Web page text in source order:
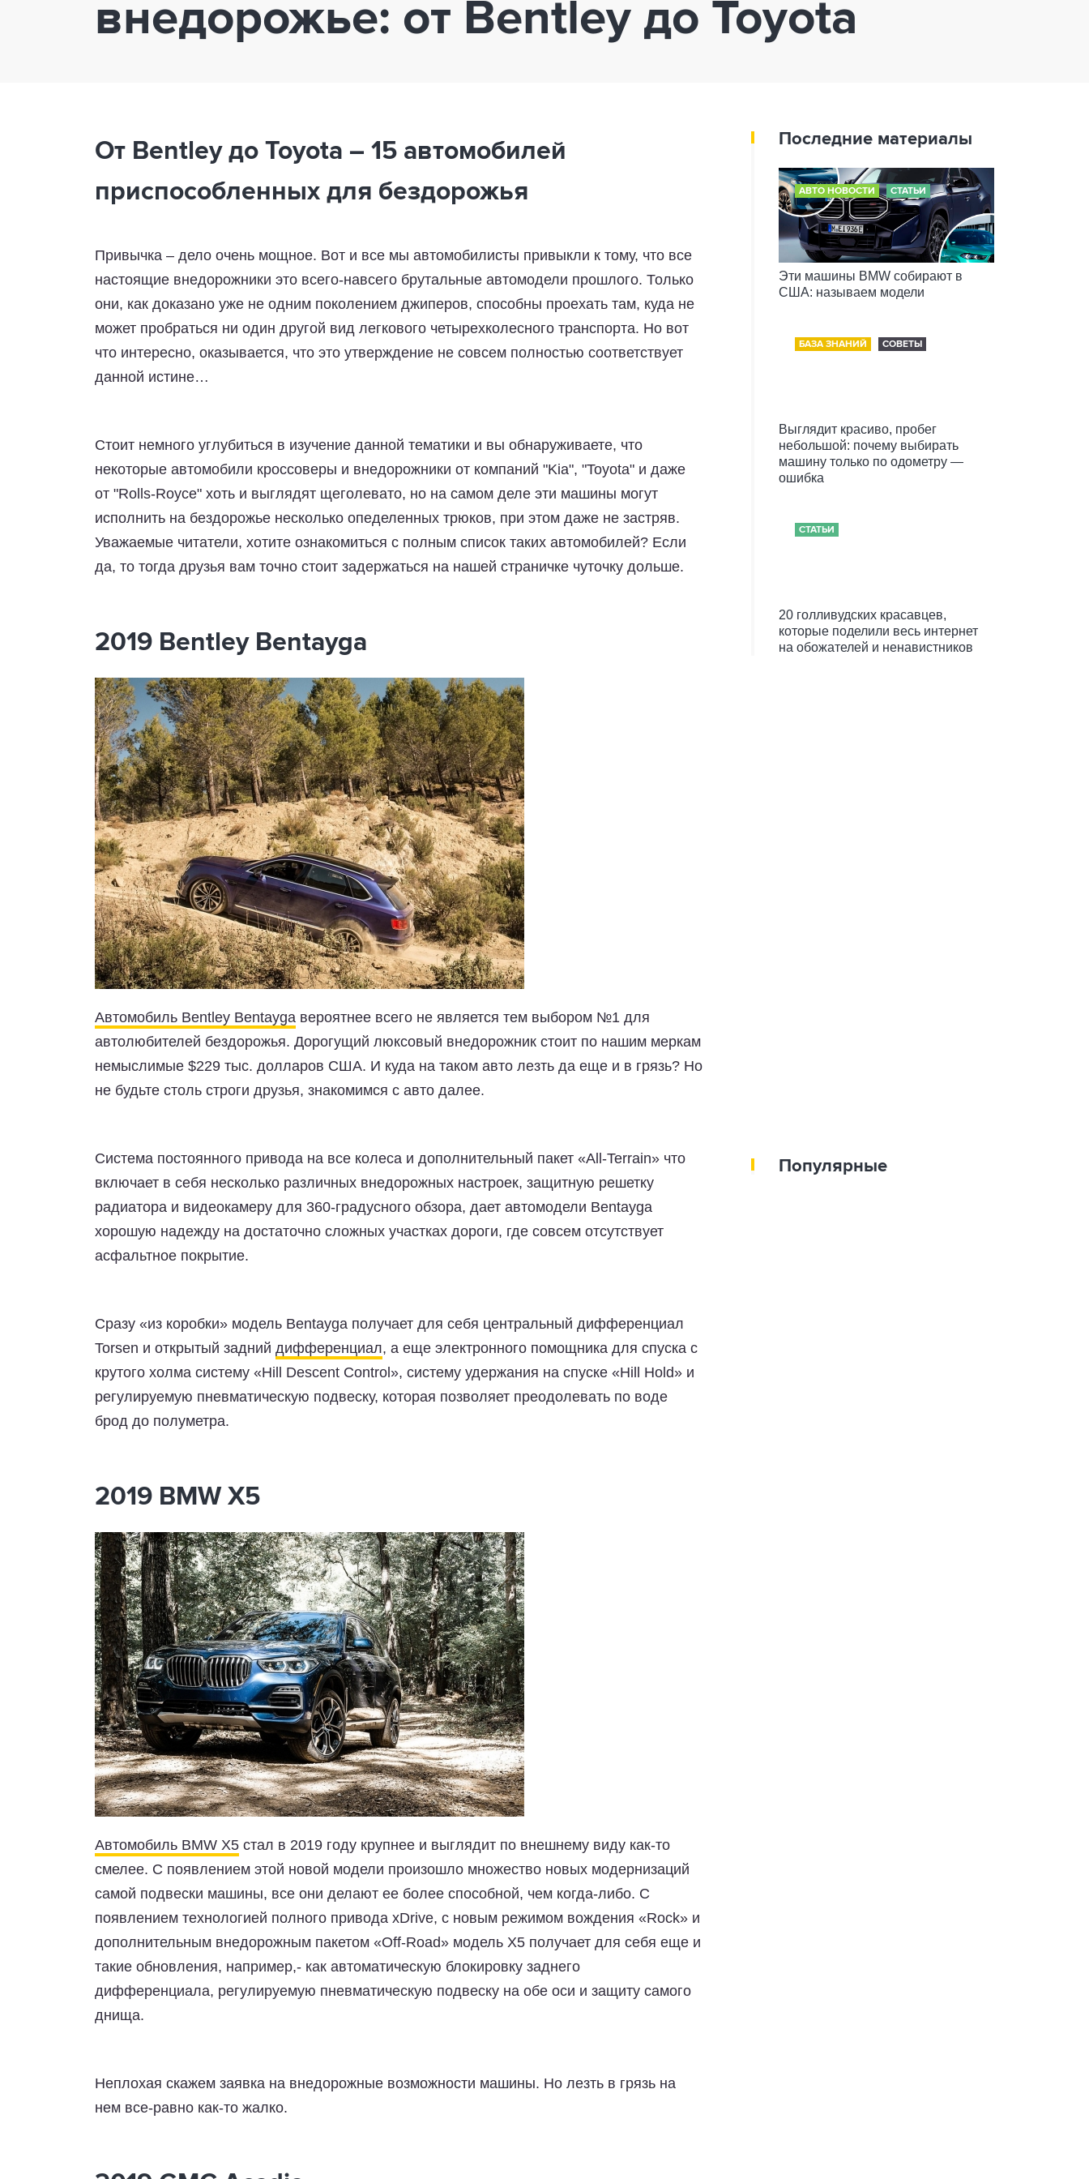
внедорожье: от Bentley до Toyota
От Bentley до Toyota – 15 автомобилей
приспособленных для бездорожья
Привычка – дело очень мощное. Вот и все мы автомобилисты привыкли к тому, что все
настоящие внедорожники это всего-навсего брутальные автомодели прошлого. Только
они, как доказано уже не одним поколением джиперов, способны проехать там, куда не
может пробраться ни один другой вид легкового четырехколесного транспорта. Но вот
что интересно, оказывается, что это утверждение не совсем полностью соответствует
данной истине…
Стоит немного углубиться в изучение данной тематики и вы обнаруживаете, что
некоторые автомобили кроссоверы и внедорожники от компаний "Kia", "Toyota" и даже
от "Rolls-Royce" хоть и выглядят щеголевато, но на самом деле эти машины могут
исполнить на бездорожье несколько опеделенных трюков, при этом даже не застряв.
Уважаемые читатели, хотите ознакомиться с полным список таких автомобилей? Если
да, то тогда друзья вам точно стоит задержаться на нашей страничке чуточку дольше.
2019 Bentley Bentayga
Автомобиль Bentley Bentayga вероятнее всего не является тем выбором №1 для
автолюбителей бездорожья. Дорогущий люксовый внедорожник стоит по нашим меркам
немыслимые $229 тыс. долларов США. И куда на таком авто лезть да еще и в грязь? Но
не будьте столь строги друзья, знакомимся с авто далее.
Система постоянного привода на все колеса и дополнительный пакет «All-Terrain» что
включает в себя несколько различных внедорожных настроек, защитную решетку
радиатора и видеокамеру для 360-градусного обзора, дает автомодели Bentayga
хорошую надежду на достаточно сложных участках дороги, где совсем отсутствует
асфальтное покрытие.
Сразу «из коробки» модель Bentayga получает для себя центральный дифференциал
Torsen и открытый задний дифференциал, а еще электронного помощника для спуска с
крутого холма систему «Hill Descent Control», систему удержания на спуске «Hill Hold» и
регулируемую пневматическую подвеску, которая позволяет преодолевать по воде
брод до полуметра.
2019 BMW X5
Автомобиль BMW X5 стал в 2019 году крупнее и выглядит по внешнему виду как-то
смелее. С появлением этой новой модели произошло множество новых модернизаций
самой подвески машины, все они делают ее более способной, чем когда-либо. С
появлением технологией полного привода xDrive, с новым режимом вождения «Rock» и
дополнительным внедорожным пакетом «Off-Road» модель X5 получает для себя еще и
такие обновления, например,- как автоматическую блокировку заднего
дифференциала, регулируемую пневматическую подвеску на обе оси и защиту самого
днища.
Неплохая скажем заявка на внедорожные возможности машины. Но лезть в грязь на
нем все-равно как-то жалко.
Последние материалы
АВТО НОВОСТИ СТАТЬИ
Эти машины BMW собирают в
США: называем модели
БАЗА ЗНАНИЙ СОВЕТЫ
Выглядит красиво, пробег
небольшой: почему выбирать
машину только по одометру —
ошибка
СТАТЬИ
20 голливудских красавцев,
которые поделили весь интернет
на обожателей и ненавистников
Популярные